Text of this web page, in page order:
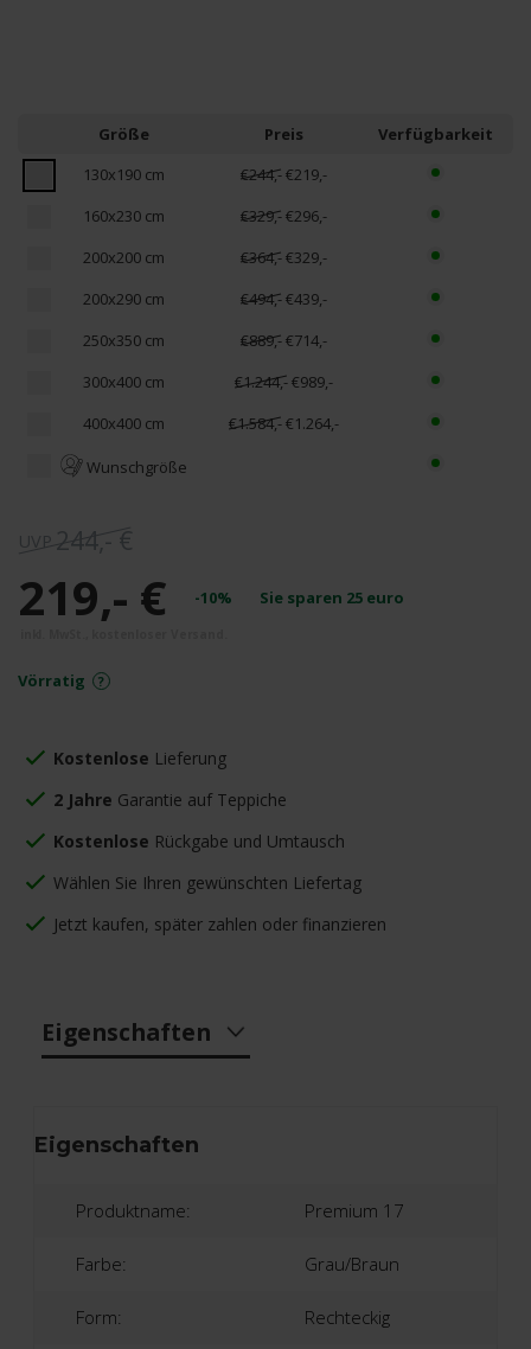
Größe Preis
Verfügbarkeit
130x190 cm
€244,-€219,-
160x230 cm
€329,-€296,-
200x200 cm
€364,-€329,-
200x290 cm
€494,-€439,-
250x350 cm
€889,-€714,-
300x400 cm
€1.244,-€989,-
400x400 cm
€1.584,-€1.264,-
Wunschgröße
244,- €
219,- € -10% Sie sparen 25 euro
Vörratig
Kostenlose Lieferung
2 Jahre Garantie auf Teppiche
Kostenlose Rückgabe und Umtausch
Wählen Sie Ihren gewünschten Liefertag
Jetzt kaufen, später zahlen oder finanzieren
Eigenschaften
Eigenschaften
Produktname: Premium 17
Farbe: Grau/Braun
Form: Rechteckig